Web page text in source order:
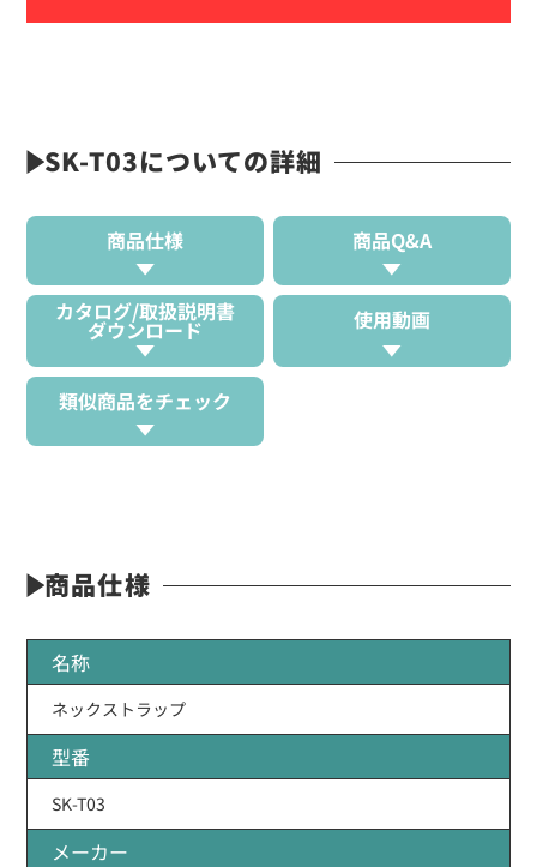
SK-T03についての詳細
商品仕様 商品Q&A
カタログ/取扱説明書
ダウンロード 使用動画
類似商品をチェック
商品仕様
名称
ネックストラップ
型番
SK-T03
メーカー